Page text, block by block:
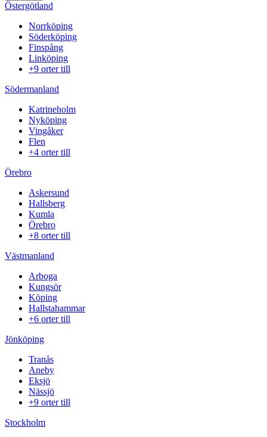
Östergötland
Norrköping
Söderköping
Finspång
Linköping
+9 orter till
Södermanland
Katrineholm
Nyköping
Vingåker
Flen
+4 orter till
Örebro
Askersund
Hallsberg
Kumla
Örebro
+8 orter till
Västmanland
Arboga
Kungsör
Köping
Hallstahammar
+6 orter till
Jönköping
Tranås
Aneby
Eksjö
Nässjö
+9 orter till
Stockholm